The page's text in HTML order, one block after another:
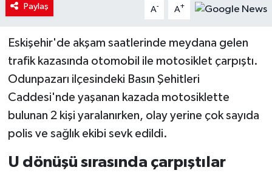
Paylaş A- A+
Eskişehir'de akşam saatlerinde meydana gelen
trafik kazasında otomobil ile motosiklet çarpıştı.
Odunpazarı ilçesindeki Basın Şehitleri
Caddesi'nde yaşanan kazada motosiklette
bulunan 2 kişi yaralanırken, olay yerine çok sayıda
polis ve sağlık ekibi sevk edildi.
U dönüşü sırasında çarpıştılar